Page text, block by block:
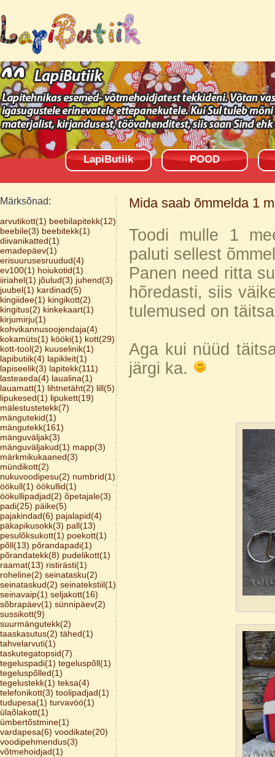
LapiButiik POOD
Märksõnad:
arvutikott(1) beebilapitekk(12)
beebile(3) beebitekk(1)
diivanikatted(1)
emadepäev(1)
erisuurusesruudud(4)
ev100(1) hoiukotid(1)
iiriahel(1) jõulud(3) juhend(3)
juubel(1) kardinad(5)
kingiidee(1) kingikott(2)
kingitus(2) kinkekaart(1)
kirjumirju(1)
kohvikannusoojendaja(4)
kokamüts(1) kööki(1) kott(29)
kott-tool(2) kuuselinik(1)
lapibutiik(4) lapikleit(1)
lapiseelik(3) lapitekk(111)
lasteaeda(4) laualina(1)
lauamatt(1) lihtnetäht(2) lill(5)
lipukesed(1) lipukett(19)
mälestustetekk(7)
mängutekid(1)
mängutekk(161)
mänguväljak(3)
mänguväljakud(1) mapp(3)
märkmikukaaned(3)
mündikott(2)
nukuvoodipesu(2) numbrid(1)
öökull(1) öökullid(1)
öökullipadjad(2) õpetajale(3)
padi(25) päike(5)
pajakindad(6) pajalapid(4)
päkapikusokk(3) pall(13)
pesulõksukott(1) poekott(1)
põll(13) põrandapadi(1)
põrandatekk(8) pudelikott(1)
raamat(13) ristirästi(1)
roheline(2) seinatasku(2)
seinataskud(2) seinatekstiil(1)
seinavaip(1) seljakott(16)
sõbrapäev(1) sünnipäev(2)
sussikott(9)
suurmängutekk(2)
taaskasutus(2) tähed(1)
tahvelarvuti(1)
taskutegatopsid(7)
tegeluspadi(1) tegeluspõll(1)
tegeluspõlled(1)
tegelustekk(1) teksa(4)
telefonikott(3) toolipadjad(1)
tudupesa(1) turvavöö(1)
ülaõlakott(1)
ümbertõstmine(1)
vardapesa(6) voodikate(20)
voodipehmendus(3)
võtmehoidjad(1)
Mida saab õmmelda 1
Toodi mulle 1
paluti sellest
Panen need ritta
hõredasti, siis
tulemused on
Aga kui nüüd
järgi ka.